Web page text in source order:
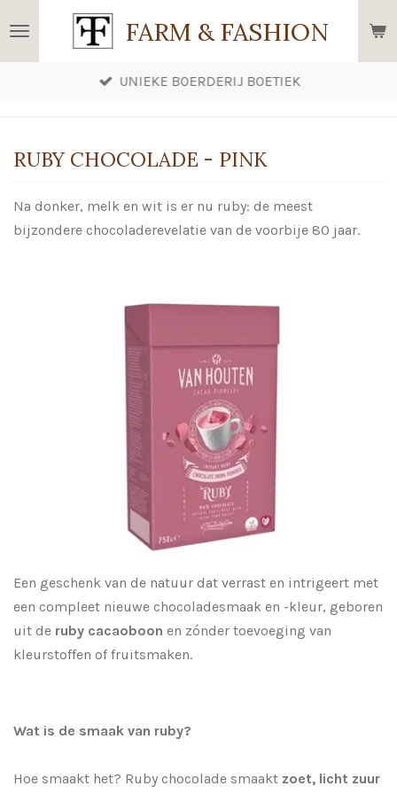
FARM & FASHION
UNIEKE BOERDERIJ BOETIEK
RUBY CHOCOLADE - PINK
Na donker, melk en wit is er nu ruby: de meest
bijzondere chocoladerevelatie van de voorbije 80 jaar.
Een geschenk van de natuur dat verrast en intrigeert met
een compleet nieuwe chocoladesmaak en -kleur, geboren
uit de ruby cacaoboon en zónder toevoeging van
kleurstoffen of fruitsmaken.
Wat is de smaak van ruby?
Hoe smaakt het? Ruby chocolade smaakt zoet, licht zuur